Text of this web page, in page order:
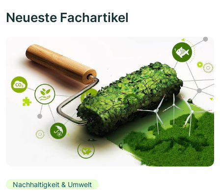
Neueste Fachartikel
Nachhaltigkeit & Umwelt